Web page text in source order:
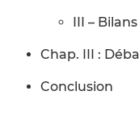
III –
Chap. III :
Conclusion